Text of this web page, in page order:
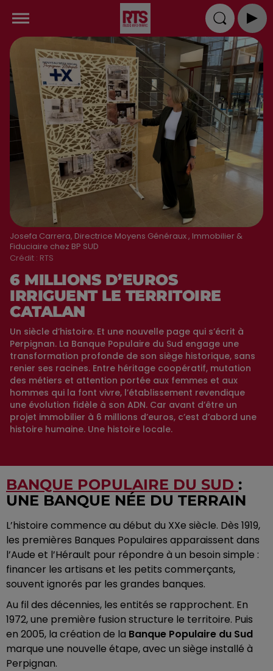
Josefa Carrera, Directrice Moyens Généraux , Immobilier &
Fiduciaire chez BP SUD
Crédit : RTS
6 MILLIONS D’EUROS
IRRIGUENT LE TERRITOIRE
CATALAN
Un siècle d’histoire. Et une nouvelle page qui s’écrit à
Perpignan. La Banque Populaire du Sud engage une
transformation profonde de son siège historique, sans
renier ses racines. Entre héritage coopératif, mutation
des métiers et attention portée aux femmes et aux
hommes qui la font vivre, l’établissement revendique
une évolution fidèle à son ADN. Car avant d’être un
projet immobilier à 6 millions d’euros, c’est d’abord une
histoire humaine. Une histoire locale.
BANQUE POPULAIRE DU SUD :
UNE BANQUE NÉE DU TERRAIN
L’histoire commence au début du XXe siècle. Dès 1919,
les premières Banques Populaires apparaissent dans
l’Aude et l’Hérault pour répondre à un besoin simple :
financer les artisans et les petits commerçants,
souvent ignorés par les grandes banques.
Au fil des décennies, les entités se rapprochent. En
1972, une première fusion structure le territoire. Puis
en 2005, la création de la Banque Populaire du Sud
marque une nouvelle étape, avec un siège installé à
Perpignan.